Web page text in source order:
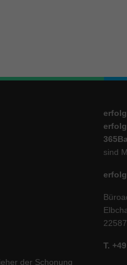
der Schonung
sind
T.
der Zugriff auf diese Inhalte
Impressum